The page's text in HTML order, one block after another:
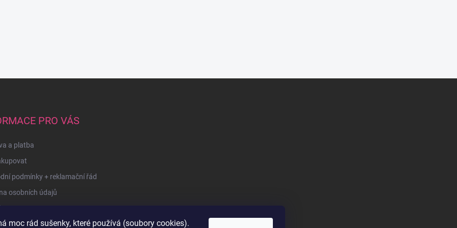
moc rád sušenky, které používá (soubory cookies).
PRO VÁS
a platba
podmínky + reklamační řád
osobních údajů